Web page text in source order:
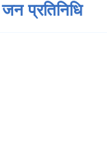
जन प्रतिनिधि